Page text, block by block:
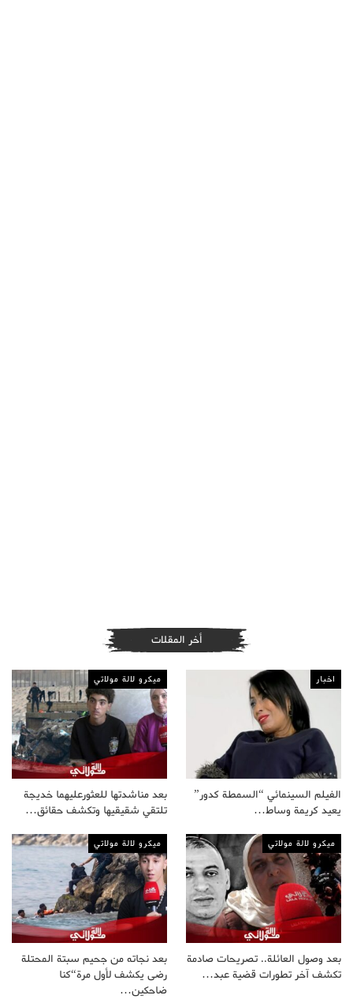
أخر المقلات
اخبار
الفيلم السينمائي “السمطة كدور”
يعيد كريمة وساط…
ميكرو لالة مولاتي
بعد مناشدتها للعثورعليهما خديجة
تلتقي شقيقيها وتكشف حقائق…
ميكرو لالة مولاتي
بعد وصول العائلة.. تصريحات صادمة
تكشف آخر تطورات قضية عبد…
ميكرو لالة مولاتي
بعد نجاته من جحيم سبتة المحتلة
رضى يكشف لأول مرة“كنا
ضاحكين…